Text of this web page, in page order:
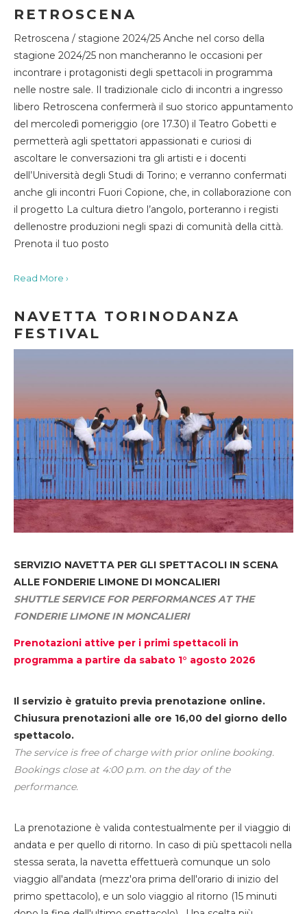
RETROSCENA
Retroscena / stagione 2024/25 Anche nel corso della
stagione 2024/25 non mancheranno le occasioni per
incontrare i protagonisti degli spettacoli in programma
nelle nostre sale. Il tradizionale ciclo di incontri a ingresso
libero Retroscena confermerà il suo storico appuntamento
del mercoledì pomeriggio (ore 17.30) il Teatro Gobetti e
permetterà agli spettatori appassionati e curiosi di
ascoltare le conversazioni tra gli artisti e i docenti
dell’Università degli Studi di Torino; e verranno confermati
anche gli incontri Fuori Copione, che, in collaborazione con
il progetto La cultura dietro l’angolo, porteranno i registi
dellenostre produzioni negli spazi di comunità della città.
Prenota il tuo posto
Read More ›
NAVETTA TORINODANZA
FESTIVAL
SERVIZIO NAVETTA PER GLI SPETTACOLI IN SCENA
ALLE FONDERIE LIMONE DI MONCALIERI
SHUTTLE SERVICE FOR PERFORMANCES AT THE
FONDERIE LIMONE IN MONCALIERI
Prenotazioni attive per i primi spettacoli in
programma a partire da sabato 1° agosto 2026
Il servizio è gratuito previa prenotazione online.
Chiusura prenotazioni alle ore 16,00 del giorno dello
spettacolo.
The service is free of charge with prior online booking.
Bookings close at 4:00 p.m. on the day of the
performance.
La prenotazione è valida contestualmente per il viaggio di
andata e per quello di ritorno. In caso di più spettacoli nella
stessa serata, la navetta effettuerà comunque un solo
viaggio all'andata (mezz'ora prima dell'orario di inizio del
primo spettacolo), e un solo viaggio al ritorno (15 minuti